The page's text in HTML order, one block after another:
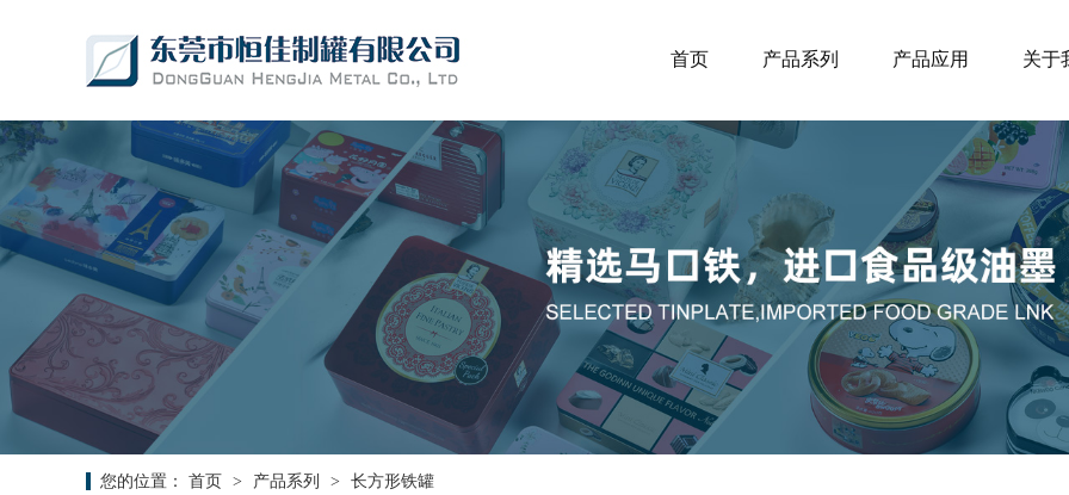
首页 产品系列 产品应用 关于
您的位置： 首页 > 产品系列 > 长方形铁罐